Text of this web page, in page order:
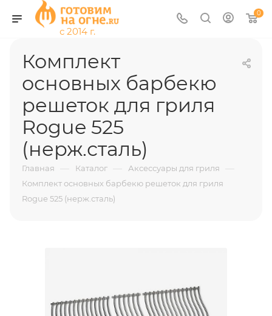
0
Комплект
основных барбекю
решеток для гриля
Rogue 525
(нерж.сталь)
Главная — Каталог — Аксессуары для гриля —
Комплект основных барбекю решеток для гриля
Rogue 525 (нерж.сталь)